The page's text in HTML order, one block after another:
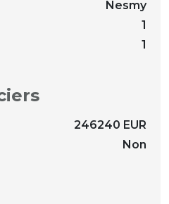
Nesmy
1
1
246240 EUR
Non